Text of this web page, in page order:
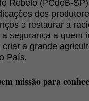
Rebelo (PCdoB-
dos
e restaurar a
segurança a quem
a grande
País.
missão para